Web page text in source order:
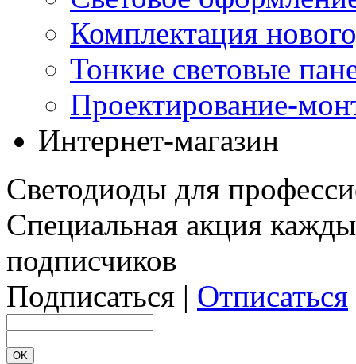
Комплектация
Тонкие световые
Проектирование-
Интернет-магазин
Светодиоды для
Специальная акция
подписчиков
Подписаться | Отписаться